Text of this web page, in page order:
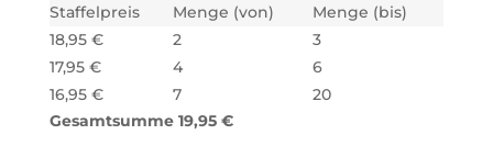
Staffelpreis Menge (von)
Menge (bis)
18,95 € 2
3
17,95 € 4
6
16,95 € 7
20
Gesamtsumme 19,95 €